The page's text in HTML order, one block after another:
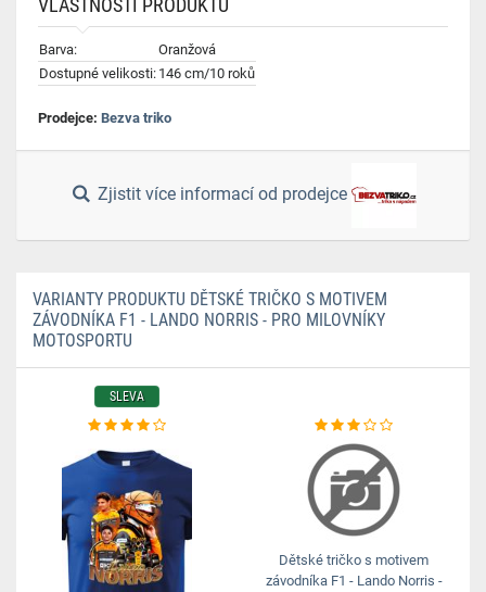
VLASTNOSTI PRODUKTU
Barva:
Oranžová
Dostupné velikosti: 146 cm/10 roků
Prodejce: Bezva triko
Zjistit více informací od prodejce
VARIANTY PRODUKTU DĚTSKÉ TRIČKO S MOTIVEM
ZÁVODNÍKA F1 - LANDO NORRIS - PRO MILOVNÍKY
MOTOSPORTU
SLEVA
Dětské tričko s motivem
závodníka F1 - Lando Norris -